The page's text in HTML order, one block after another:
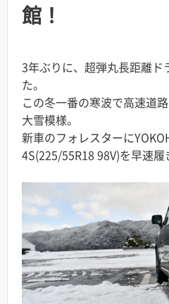
館！
3年ぶりに、超弾丸長距離ド
た。
この冬一番の寒波で高速道
大雪模様。
新車のフォレスターに
4S(225/55R18 98V)を早速履